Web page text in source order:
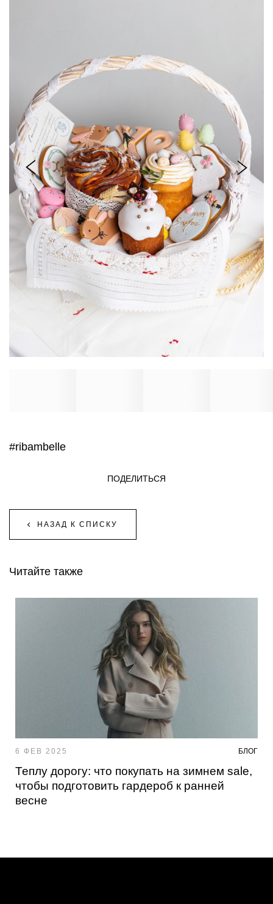
#ribambelle
НАЗАД К СПИСКУ
ПОДЕЛИТЬСЯ
Читайте также
6 ФЕВ 2025 БЛОГ
Теплу дорогу: что покупать на зимнем sale,
чтобы подготовить гардероб к ранней
весне